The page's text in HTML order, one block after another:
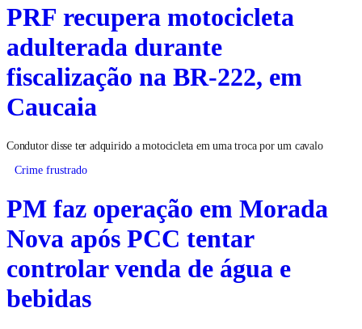
PRF recupera motocicleta
adulterada durante
fiscalização na BR-222, em
Caucaia
Condutor disse ter adquirido a motocicleta em uma troca por um cavalo
Crime frustrado
PM faz operação em Morada
Nova após PCC tentar
controlar venda de água e
bebidas